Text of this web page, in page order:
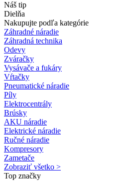
Náš tip
Dielňa
Nakupujte podľa kategórie
Záhradné náradie
Záhradná technika
Odevy
Zváračky
Vysávače a fukáry
Vŕtačky
Pneumatické náradie
Píly
Elektrocentrály
Brúsky
AKU náradie
Elektrické náradie
Ručné náradie
Kompresory
Zametače
Zobraziť všetko >
Top značky